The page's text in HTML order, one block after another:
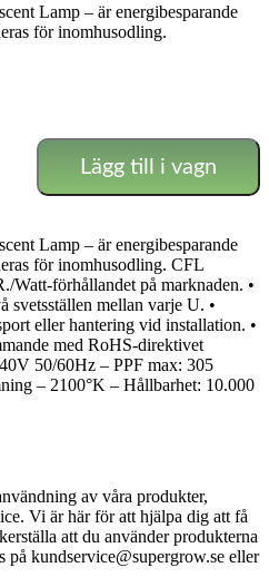
Lamp – är energibesparande
för inomhusodling.
Lägg till i vagn
Lamp – är energibesparande
för inomhusodling. CFL
Watt-förhållandet på marknaden. •
svetsställen mellan varje U. •
eller hantering vid installation. •
med RoHS-direktivet
50/60Hz – PPF max: 305
– 2100°K – Hållbarhet: 10.000
av våra produkter,
Vi är här för att hjälpa dig att få
att du använder produkterna
på kundservice@supergrow.se eller